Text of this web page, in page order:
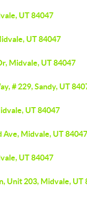
UT 84047
UT 84047
Midvale, UT 84047
# 229, Sandy, UT
UT 84047
Ave, Midvale, UT 84047
UT 84047
Unit 203, Midvale, UT